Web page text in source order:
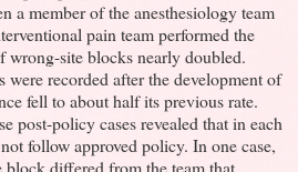
a member of the anesthesiology team
pain team performed the
wrong-site blocks nearly doubled.
recorded after the development of
fell to about half its previous rate.
post-policy cases revealed that in each
follow approved policy. In one case,